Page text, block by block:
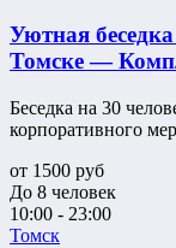
Уютная
Томске —
Беседка на 30
корпоративного
от 1500 руб
До 8 человек
10:00 - 23:00
Томск